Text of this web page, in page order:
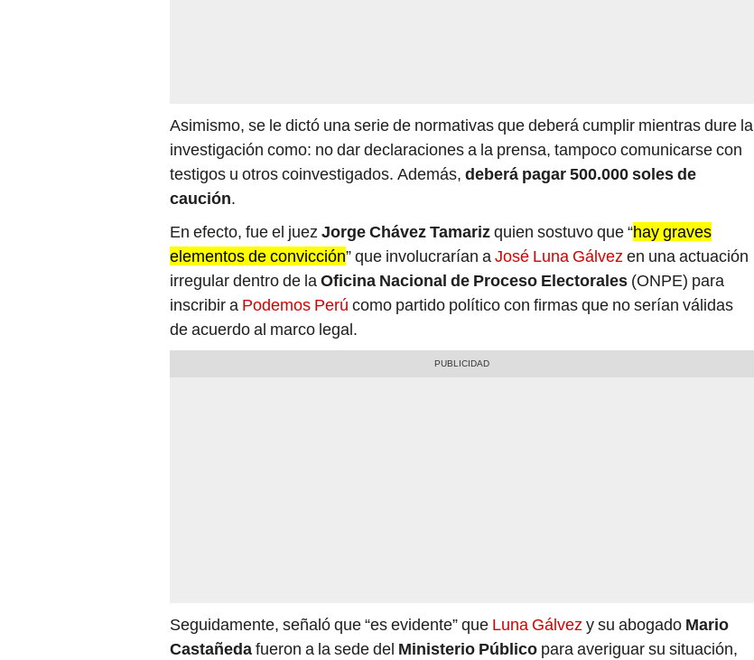
Asimismo, se le dictó una serie de normativas que deberá cumplir mientras dure la
investigación como: no dar declaraciones a la prensa, tampoco comunicarse con
testigos u otros coinvestigados. Además, deberá pagar 500.000 soles de
caución.
En efecto, fue el juezJorge Chávez Tamarizquien sostuvo que “hay graves
elementos de convicción” que involucrarían aJosé Luna Gálvezen una actuación
irregular dentro de laOficina Nacional de Proceso Electorales (ONPE) para
inscribir a Podemos Perú como partido político con firmas que no serían válidas
de acuerdo al marco legal.
Seguidamente, señaló que “es evidente” que Luna Gálvezy su abogado Mario
Castañedafueron a la sede del Ministerio Público para averiguar su situación,